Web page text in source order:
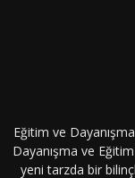
Eğitim ve
Dayanışma ve
yeni tarzda bir